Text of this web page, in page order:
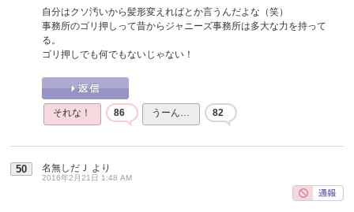
自分はクソ汚いから髪形変えればとか言うんだよな（笑）
事務所のゴリ押しって昔からジャニーズ事務所は多大な力を持って
る。
ゴリ押しでも何でもないじゃない！
それな！ 86 うーん… 82
50 名無しだＪ より
2016年2月21日 1:48 AM